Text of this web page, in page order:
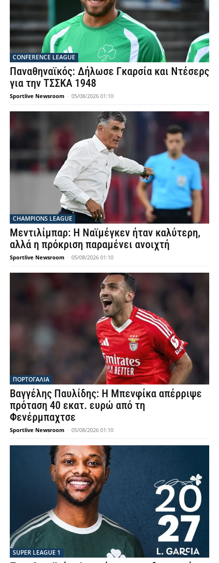
CONFERENCE LEAGUE
Παναθηναϊκός: Δήλωσε Γκαρσία και Ντέσερς
για την ΤΣΣΚΑ 1948
Sportlive Newsroom - 05/08/2026 01:10
CHAMPIONS LEAGUE
Μεντιλίμπαρ: Η Ναϊμέγκεν ήταν καλύτερη,
αλλά η πρόκριση παραμένει ανοιχτή
Sportlive Newsroom - 05/08/2026 01:10
ΠΟΡΤΟΓΑΛΙΑ
Βαγγέλης Παυλίδης: Η Μπενφίκα απέρριψε
πρόταση 40 εκατ. ευρώ από τη
Φενέρμπαχτσε
Sportlive Newsroom - 05/08/2026 01:10
SUPER LEAGUE 1